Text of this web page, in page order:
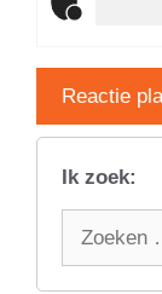
Ik zoek: